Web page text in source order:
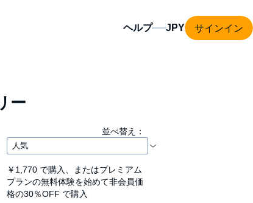
ヘルプ サインイン
ー
並べ替え：
￥1,770 で購入、またはプレミアム
プランの無料体験を始めて非会員価
格の30％OFF で購入